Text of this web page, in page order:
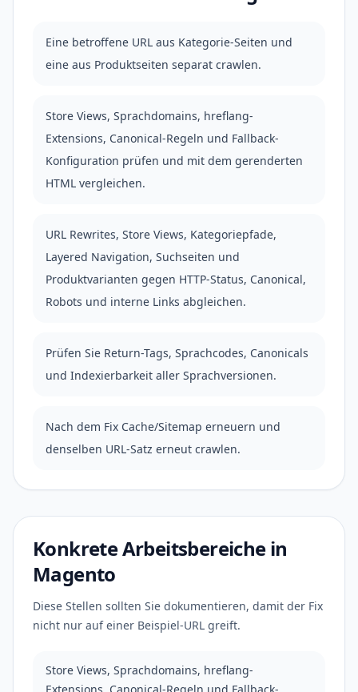
Eine betroffene URL aus Kategorie-Seiten und
eine aus Produktseiten separat crawlen.
Store Views, Sprachdomains, hreflang-
Extensions, Canonical-Regeln und Fallback-
Konfiguration prüfen und mit dem gerenderten
HTML vergleichen.
URL Rewrites, Store Views, Kategoriepfade,
Layered Navigation, Suchseiten und
Produktvarianten gegen HTTP-Status, Canonical,
Robots und interne Links abgleichen.
Prüfen Sie Return-Tags, Sprachcodes, Canonicals
und Indexierbarkeit aller Sprachversionen.
Nach dem Fix Cache/Sitemap erneuern und
denselben URL-Satz erneut crawlen.
Konkrete Arbeitsbereiche in
Magento
Diese Stellen sollten Sie dokumentieren, damit der Fix
nicht nur auf einer Beispiel-URL greift.
Store Views, Sprachdomains, hreflang-